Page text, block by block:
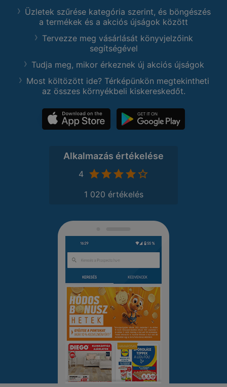
Üzletek szűrése kategória szerint, és böngészés
a termékek és a akciós újságok között
Tervezze meg vásárlását könyvjelzőink
segítségével
Tudja meg, mikor érkeznek új akciós újságok
Most költözött ide? Térképünkön megtekintheti
az összes környékbeli kiskereskedőt.
Alkalmazás értékelése
4
1 020 értékelés